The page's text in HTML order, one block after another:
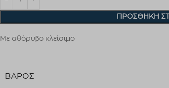
ΠΡΟΣΘΉΚΗ
Με αθόρυβο κλείσιμο
ΒΆΡΟΣ